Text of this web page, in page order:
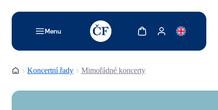
Menu
TODO: Add description for reader
Zobrazit košíkZobrazit můj účet
Domovská stránka
Koncertní řady Mimořádné koncerty